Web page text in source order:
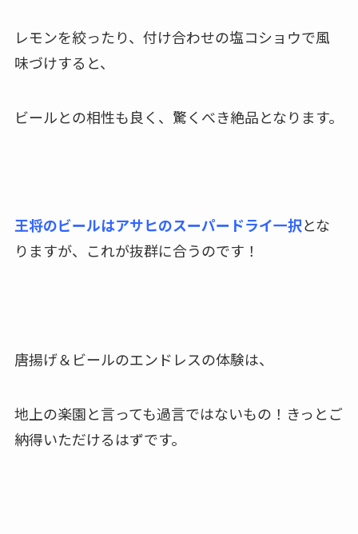
レモンを絞ったり、付け合わせの塩コショウで風
味づけすると、
ビールとの相性も良く、驚くべき絶品となります。
王将のビールはアサヒのスーパードライ一択とな
りますが、これが抜群に合うのです！
唐揚げ＆ビールのエンドレスの体験は、
地上の楽園と言っても過言ではないもの！きっとご
納得いただけるはずです。